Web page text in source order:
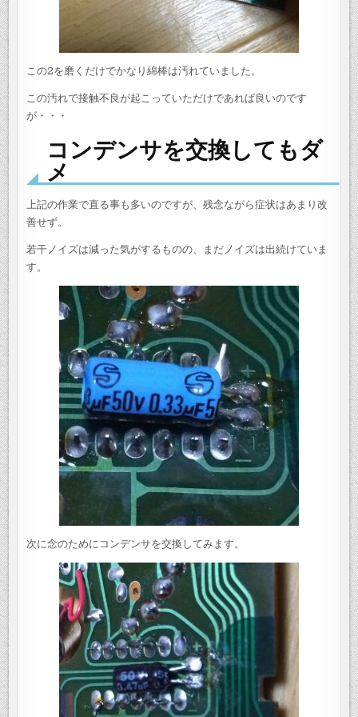
この2を磨くだけでかなり綿棒は汚れていました。
この汚れで接触不良が起こっていただけであれば良いのです
が・・・
コンデンサを交換してもダ
メ
上記の作業で直る事も多いのですが、残念ながら症状はあまり改
善せず。
若干ノイズは減った気がするものの、まだノイズは出続けていま
す。
次に念のためにコンデンサを交換してみます。